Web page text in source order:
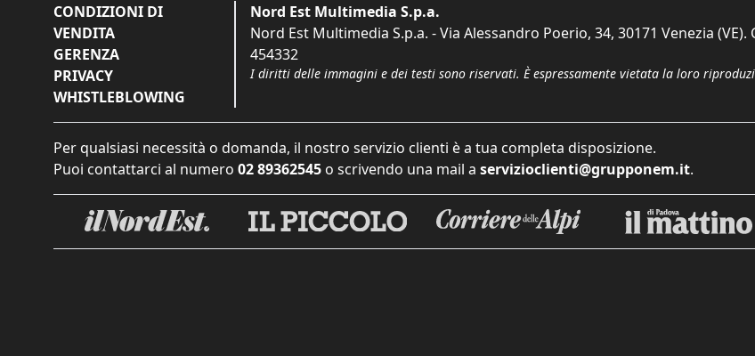
CONDIZIONI DI
VENDITA
GERENZA
PRIVACY
WHISTLEBLOWING
Nord Est Multimedia S.p.a.
Nord Est Multimedia S.p.a. - Via Alessandro Poerio, 34, 30171 Venezia (VE).
454332
I diritti delle immagini e dei testi sono riservati. È espressamente vietata la loro
Per qualsiasi necessità o domanda, il nostro servizio clienti è a tua completa disposizione.
Puoi contattarci al numero 02 89362545 o scrivendo una mail a servizioclienti@grupponem.it.